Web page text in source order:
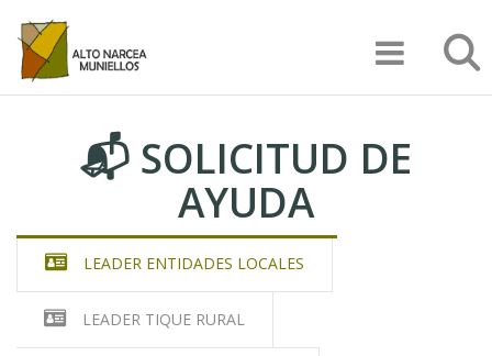
contenido
principal
Documentación
Solicitud de
Ayuda
LEADER 2023-2027
📬 SOLICITUD DE
AYUDA
LEADER ENTIDADES LOCALES
LEADER TIQUE RURAL